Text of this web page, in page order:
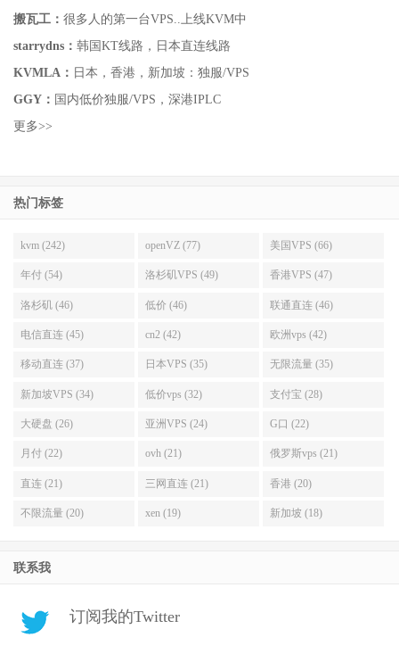
搬瓦工： 很多人的第一台VPS..上线KVM中
starrydns： 韩国KT线路，日本直连线路
KVMLA： 日本，香港，新加坡：独服/VPS
GGY： 国内低价独服/VPS，深港IPLC
更多>>
热门标签
kvm (242) openVZ (77) 美国VPS (66)
年付 (54) 洛杉矶VPS (49) 香港VPS (47)
洛杉矶 (46) 低价 (46) 联通直连 (46)
电信直连 (45) cn2 (42) 欧洲vps (42)
移动直连 (37) 日本VPS (35) 无限流量 (35)
新加坡VPS (34) 低价vps (32) 支付宝 (28)
大硬盘 (26) 亚洲VPS (24) G口 (22)
月付 (22) ovh (21) 俄罗斯vps (21)
直连 (21) 三网直连 (21) 香港 (20)
不限流量 (20) xen (19) 新加坡 (18)
联系我
订阅我的Twitter